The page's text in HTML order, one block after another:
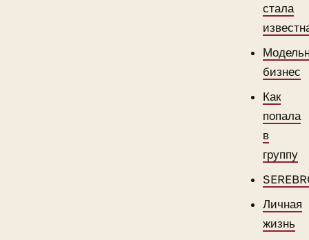
стала
бизнес
Как
попала
в
группу
Личная
жизнь